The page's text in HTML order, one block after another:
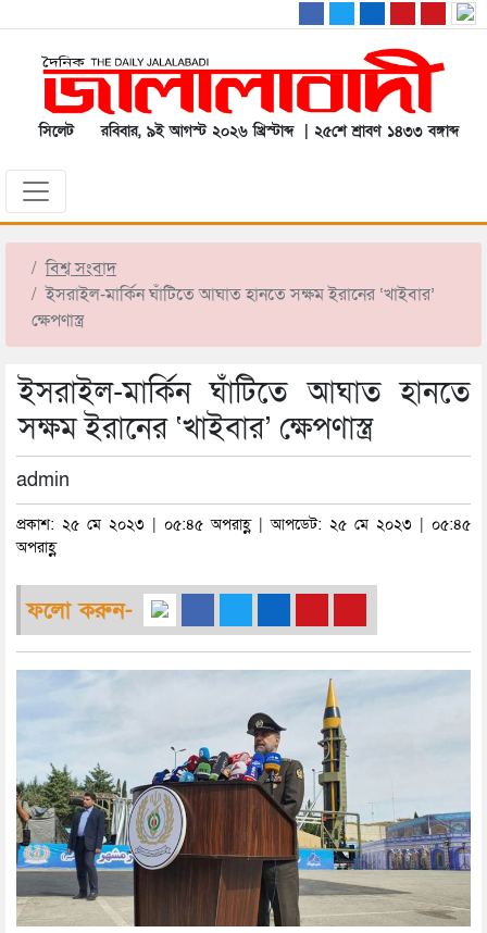
সিলেট রবিবার, ৯ই আগস্ট ২০২৬ খ্রিস্টাব্দ | ২৫শে শ্রাবণ ১৪৩৩ বঙ্গাব্দ
বিশ্ব সংবাদ
ইসরাইল-মার্কিন ঘাঁটিতে আঘাত হানতে সক্ষম ইরানের ‘খাইবার’
ক্ষেপণাস্ত্র
ইসরাইল-মার্কিন ঘাঁটিতে আঘাত হানতে
সক্ষম ইরানের ‘খাইবার’ ক্ষেপণাস্ত্র
admin
প্রকাশ: ২৫ মে ২০২৩ | ০৫:৪৫ অপরাহ্ণ | আপডেট: ২৫ মে ২০২৩ | ০৫:৪৫
অপরাহ্ণ
ফলো করুন-